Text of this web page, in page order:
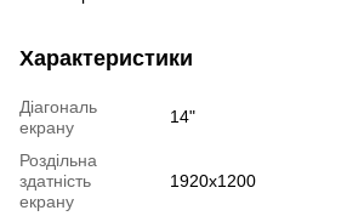
Характеристики
Діагональ
екрану
14"
Роздільна
здатність
екрану
1920x1200